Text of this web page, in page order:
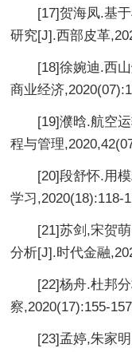
[17]贺海凤.基于
研究[J].西部皮革
[18]徐婉迪.西山
商业经济
[19]濮晗.航空运
程与管理
[20]段舒怀.用模
学习,2020(18):118-
[21]苏剑,宋贺萌.
分析[J].时代金融
[22]杨舟.杜邦分
察,2020(17):155-
[23]孟婷,朱家明,